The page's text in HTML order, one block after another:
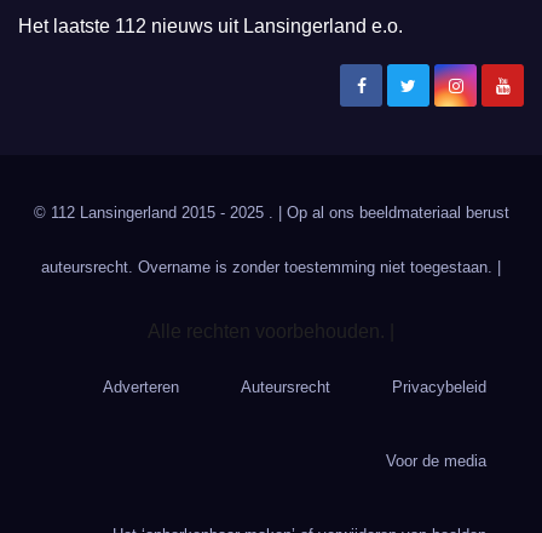
Het laatste 112 nieuws uit Lansingerland e.o.
© 112 Lansingerland 2015 - 2025 . | Op al ons beeldmateriaal berust
auteursrecht. Overname is zonder toestemming niet toegestaan. |
Alle rechten voorbehouden. |
Adverteren Auteursrecht Privacybeleid
Voor de media